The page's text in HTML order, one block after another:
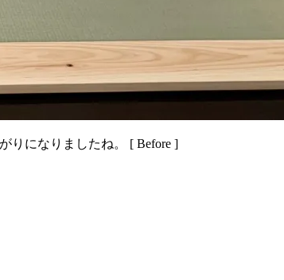
りになりましたね。 [ Before ]